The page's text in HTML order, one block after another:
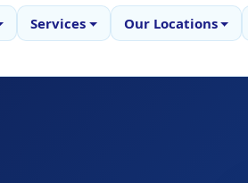
Services Our Locations